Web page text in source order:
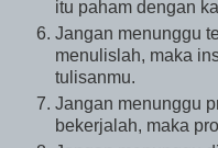
itu paham dengan
Jangan menunggu
menulislah, maka
tulisanmu.
Jangan menunggu
bekerjalah, maka